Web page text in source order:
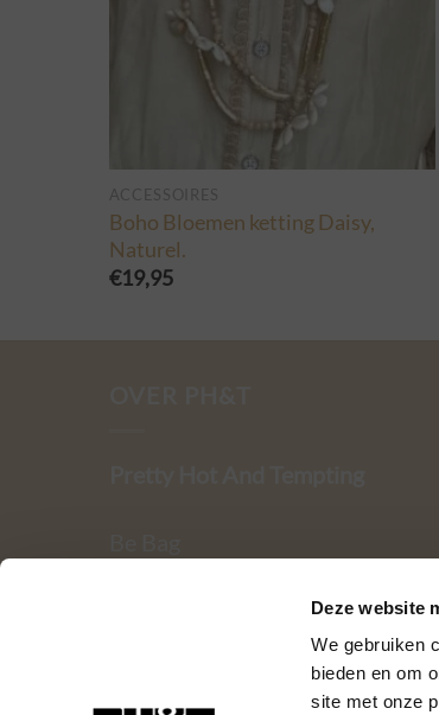
Deze website
We gebruiken
bieden en om
site met onze
Boho Bloemen ketting Daisy,
Naturel.
€19,95
BTW. NL002080714B79